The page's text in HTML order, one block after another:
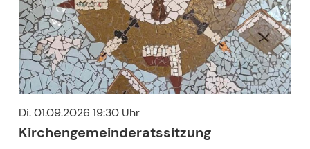
Di. 01.09.2026 19:30 Uhr
Kirchengemeinderatssitzung